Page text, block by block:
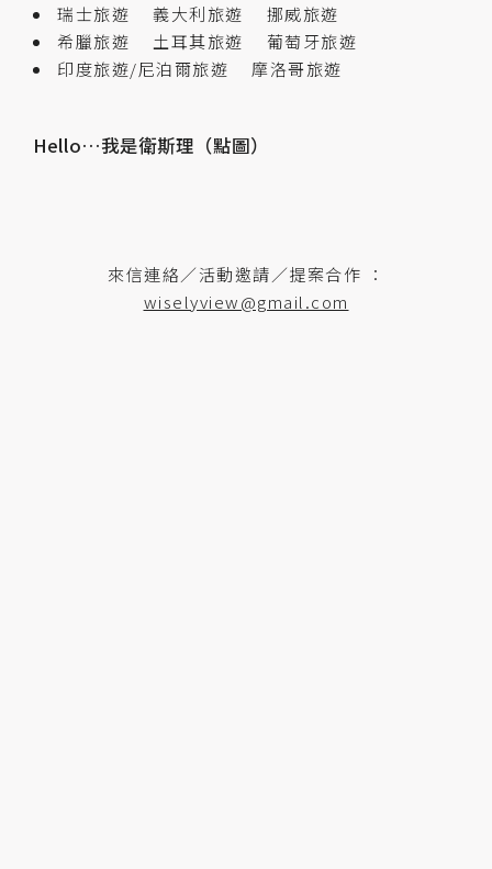
瑞士旅遊
義大利旅遊
挪威旅遊
希臘旅遊
土耳其旅遊
葡萄牙旅遊
印度旅遊/尼泊爾旅遊
摩洛哥旅遊
Hello…我是衛斯理（點圖）
來信連絡／活動邀請／提案合作 ：
wiselyview@gmail.com